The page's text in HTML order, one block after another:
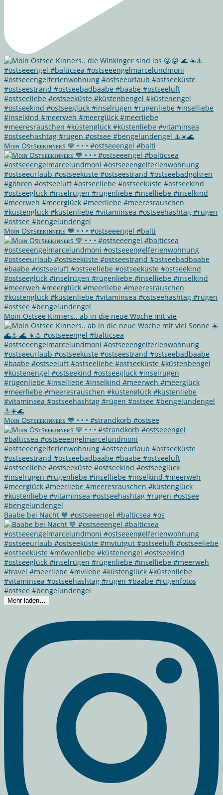
Mᴏɪɴ Osᴛsᴇᴇᴋɪɴɴᴇʀs 💙 • • • #ostseeengel #balti
Mᴏɪɴ Osᴛsᴇᴇᴋɪɴɴᴇʀs 💙 • • • #ostseeengel #balti
Moin Ostsee Kinners.. ab in die neue Woche mit vie
Mᴏɪɴ Osᴛsᴇᴇᴋɪɴɴᴇʀs 💙 • • • #strandkorb #ostsee
Baabe bei Nacht 💙 #ostseeengel #balticsea #os
Mehr laden…